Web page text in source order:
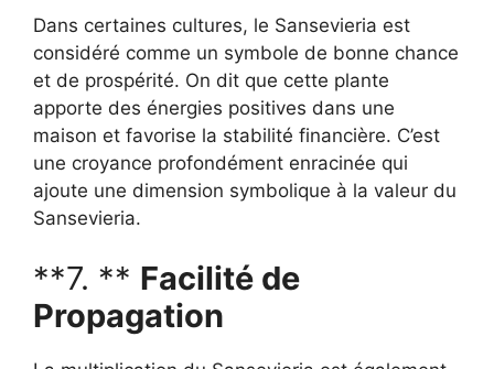
Dans certaines cultures, le Sansevieria est
considéré comme un symbole de bonne chance
et de prospérité. On dit que cette plante
apporte des énergies positives dans une
maison et favorise la stabilité financière. C’est
une croyance profondément enracinée qui
ajoute une dimension symbolique à la valeur du
Sansevieria.
**7. ** Facilité de
Propagation